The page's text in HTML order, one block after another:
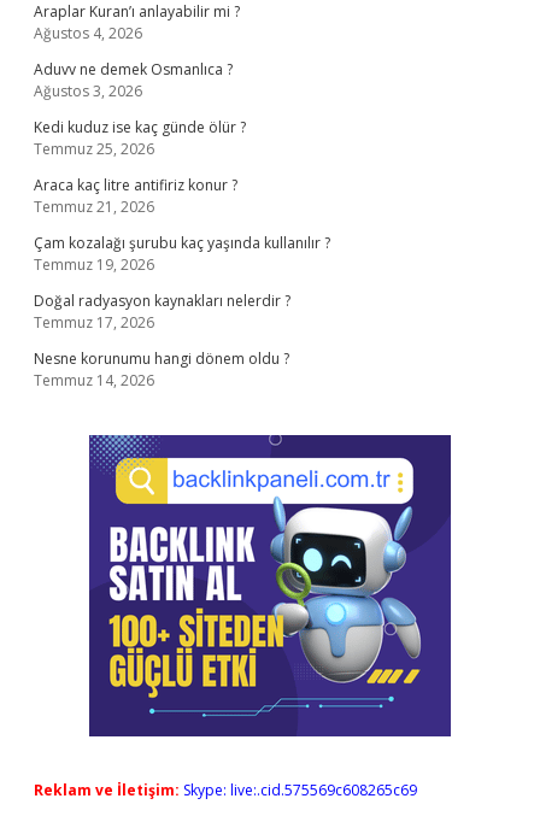
Araplar Kuran’ı anlayabilir mi ?
Ağustos 4, 2026
Aduvv ne demek Osmanlıca ?
Ağustos 3, 2026
Kedi kuduz ise kaç günde ölür ?
Temmuz 25, 2026
Araca kaç litre antifiriz konur ?
Temmuz 21, 2026
Çam kozalağı şurubu kaç yaşında kullanılır ?
Temmuz 19, 2026
Doğal radyasyon kaynakları nelerdir ?
Temmuz 17, 2026
Nesne korunumu hangi dönem oldu ?
Temmuz 14, 2026
Reklam ve İletişim: Skype: live:.cid.575569c608265c69